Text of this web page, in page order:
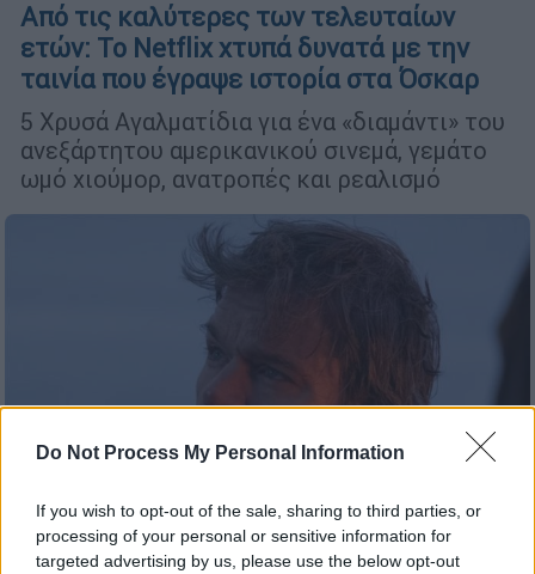
Do Not Process My Personal Information
If you wish to opt-out of the sale, sharing to third parties, or
processing of your personal or sensitive information for
targeted advertising by us, please use the below opt-out
Από τις καλύτερες των τελευταίων
ετών: Το Netflix χτυπά δυνατά με την
ταινία που έγραψε ιστορία στα Όσκαρ
5 Χρυσά Αγαλματίδια για ένα «διαμάντι» του
ανεξάρτητου αμερικανικού σινεμά, γεμάτο
ωμό χιούμορ, ανατροπές και ρεαλισμό